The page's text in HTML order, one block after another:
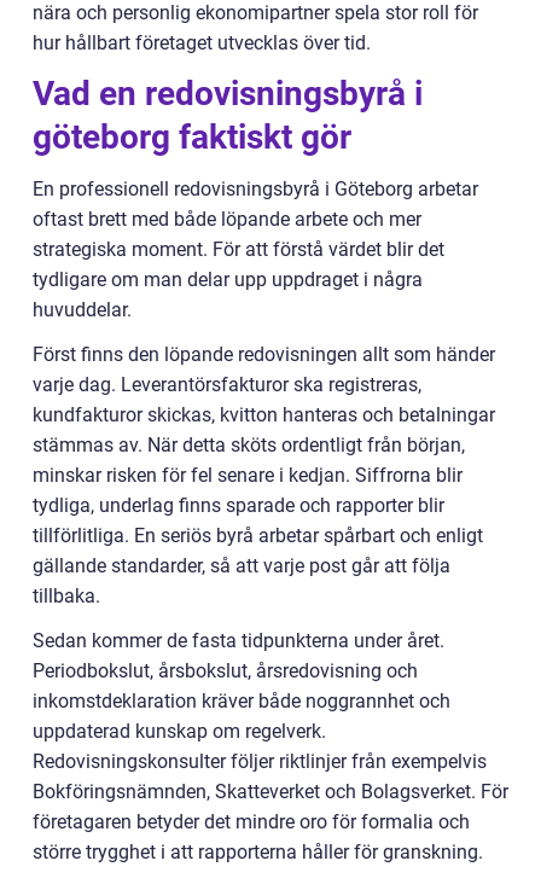
nära och personlig ekonomipartner spela stor roll för
hur hållbart företaget utvecklas över tid.
Vad en redovisningsbyrå i
göteborg faktiskt gör
En professionell redovisningsbyrå i Göteborg arbetar
oftast brett med både löpande arbete och mer
strategiska moment. För att förstå värdet blir det
tydligare om man delar upp uppdraget i några
huvuddelar.
Först finns den löpande redovisningen allt som händer
varje dag. Leverantörsfakturor ska registreras,
kundfakturor skickas, kvitton hanteras och betalningar
stämmas av. När detta sköts ordentligt från början,
minskar risken för fel senare i kedjan. Siffrorna blir
tydliga, underlag finns sparade och rapporter blir
tillförlitliga. En seriös byrå arbetar spårbart och enligt
gällande standarder, så att varje post går att följa
tillbaka.
Sedan kommer de fasta tidpunkterna under året.
Periodbokslut, årsbokslut, årsredovisning och
inkomstdeklaration kräver både noggrannhet och
uppdaterad kunskap om regelverk.
Redovisningskonsulter följer riktlinjer från exempelvis
Bokföringsnämnden, Skatteverket och Bolagsverket. För
företagaren betyder det mindre oro för formalia och
större trygghet i att rapporterna håller för granskning.